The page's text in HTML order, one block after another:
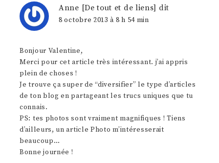
Anne [De tout et de liens] dit
8 octobre 2013 à 8 h 54 min
Bonjour Valentine,
Merci pour cet article très intéressant. j’ai appris
plein de choses !
Je trouve ça super de “diversifier” le type d’articles
de ton blog en partageant les trucs uniques que tu
connais.
PS: tes photos sont vraiment magnifiques ! Tiens
d’ailleurs, un article Photo m’intéresserait
beaucoup…
Bonne journée !